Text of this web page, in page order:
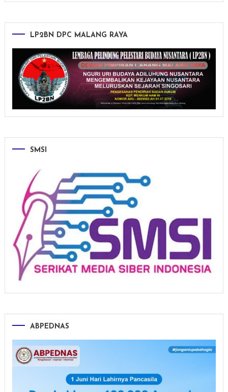
LP2BN DPC MALANG RAYA
SMSI
ABPEDNAS